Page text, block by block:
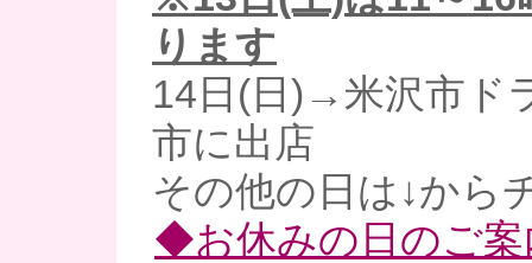
ります
14日(日)→米沢市ド
市に出店
その他の日は↓から
◆お休みの日のご